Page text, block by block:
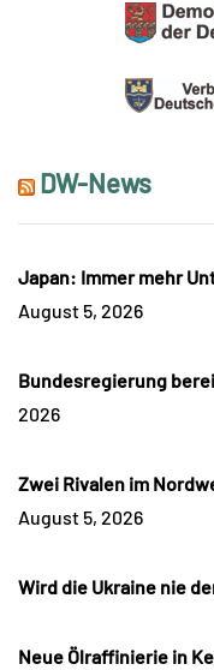
DW-News
Japan: Immer mehr
August 5, 2026
Bundesregierung
2026
Zwei Rivalen im
August 5, 2026
Wird die Ukraine nie
Neue Ölraffinierie in